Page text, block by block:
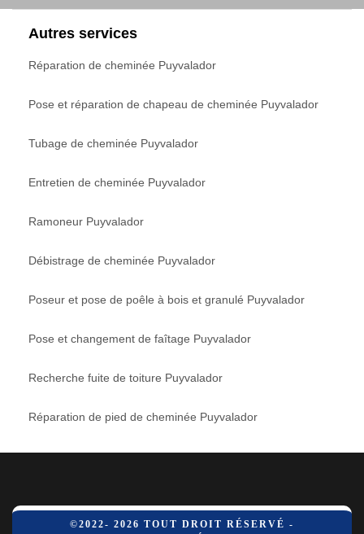
Autres services
Réparation de cheminée Puyvalador
Pose et réparation de chapeau de cheminée Puyvalador
Tubage de cheminée Puyvalador
Entretien de cheminée Puyvalador
Ramoneur Puyvalador
Débistrage de cheminée Puyvalador
Poseur et pose de poêle à bois et granulé Puyvalador
Pose et changement de faîtage Puyvalador
Recherche fuite de toiture Puyvalador
Réparation de pied de cheminée Puyvalador
©2022- 2026 TOUT DROIT RÉSERVÉ -